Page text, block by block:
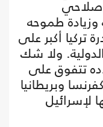
وزيادة طموحه
تركيا أكبر على
ولا شك
تتفوق على
وبريطانيا
لإسرائيل